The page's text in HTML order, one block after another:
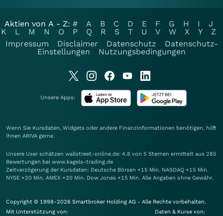
Aktien von A - Z: # A B C D E F G H I
J
K
L M N O P Q R S T U V W X Y
Z
Impressum
Disclaimer Datenschutz
Datenschutz-
Einstellungen
Nutzungsbedingungen
Unsere Apps:
Wenn Sie Kursdaten, Widgets oder andere Finanzinformationen benötigen, hilft
Ihnen ARIVA gerne.
Unsere User schätzen wallstreet-online.de: 4.8 von 5 Sternen ermittelt aus 285
Bewertungen bei www.kagels-trading.de
Zeitverzögerung der Kursdaten: Deutsche Börsen +15 Min. NASDAQ +15 Min.
NYSE +20 Min. AMEX +20 Min. Dow Jones +15 Min. Alle Angaben ohne Gewähr.
Copyright © 1998-2026 Smartbroker Holding AG - Alle Rechte vorbehalten.
Mit Unterstützung von:
Daten & Kurse von: